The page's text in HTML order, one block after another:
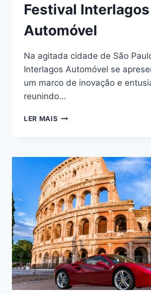
Festival Interlagos
Automóvel
Na agitada cidade de São
Interlagos Automóvel se
um marco de inovação e
reunindo…
LER MAIS FESTIVAL